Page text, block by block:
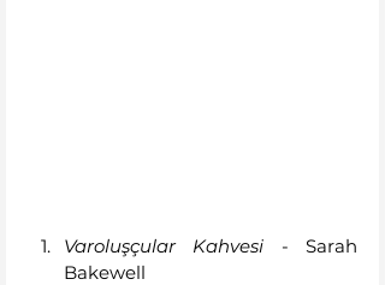
Varoluşçular Kahvesi - Sarah
Bakewell